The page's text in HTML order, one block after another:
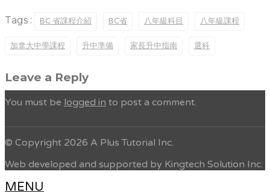
Tags : BC 省課程介紹 BC省 八年級科目 八年級課程
加拿大中學課程 升中準備 家長升中指南 選科
Leave a Reply
You must be logged in to post a comment.
© Copyright 2026 A Plus Tutorial Inc.
Web developed and supported by Kingtech Solution Inc.
MENU